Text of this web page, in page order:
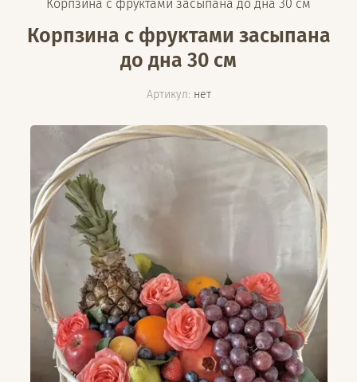
Корпзина с фруктами засыпана до дна 30 см
Корпзина с фруктами засыпана
до дна 30 см
Артикул: нет